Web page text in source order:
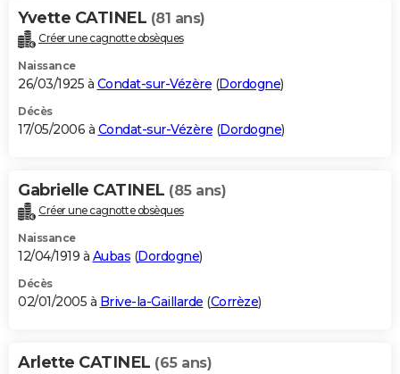
Yvette CATINEL (81 ans)
Créer une cagnotte obsèques
Naissance
26/03/1925 à Condat-sur-Vézère (Dordogne)
Décès
17/05/2006 à Condat-sur-Vézère (Dordogne)
Gabrielle CATINEL (85 ans)
Créer une cagnotte obsèques
Naissance
12/04/1919 à Aubas (Dordogne)
Décès
02/01/2005 à Brive-la-Gaillarde (Corrèze)
Arlette CATINEL (65 ans)